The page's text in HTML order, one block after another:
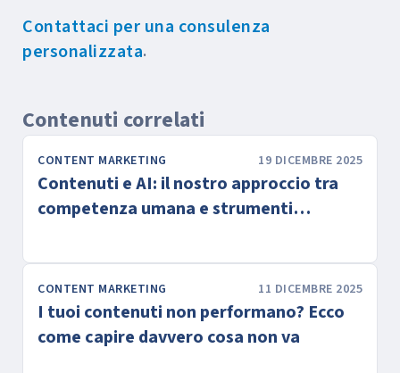
Contattaci per una consulenza
personalizzata.
Contenuti correlati
CONTENT MARKETING 19 DICEMBRE 2025
Contenuti e AI: il nostro approccio tra
competenza umana e strumenti
CONTENT MARKETING 11 DICEMBRE 2025
I tuoi contenuti non performano? Ecco
come capire davvero cosa non va